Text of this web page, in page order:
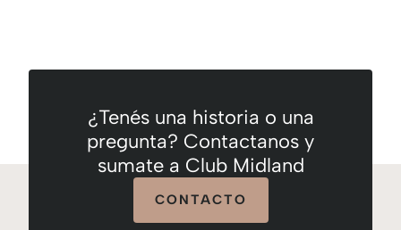
¿Tenés una historia o una
pregunta? Contactanos y
sumate a Club Midland
CONTACTO